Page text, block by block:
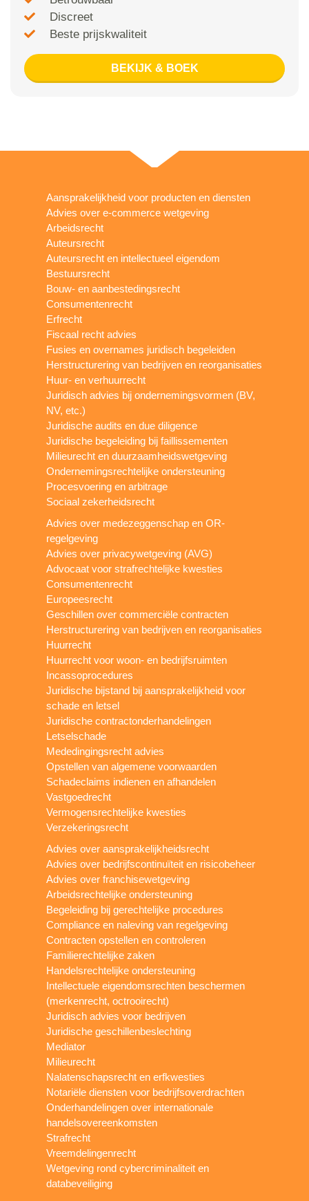
Discreet
Beste prijskwaliteit
BEKIJK & BOEK
Aansprakelijkheid voor producten en diensten
Advies over e-commerce wetgeving
Arbeidsrecht
Auteursrecht
Auteursrecht en intellectueel eigendom
Bestuursrecht
Bouw- en aanbestedingsrecht
Consumentenrecht
Erfrecht
Fiscaal recht advies
Fusies en overnames juridisch begeleiden
Herstructurering van bedrijven en reorganisaties
Huur- en verhuurrecht
Juridisch advies bij ondernemingsvormen (BV,
NV, etc.)
Juridische audits en due diligence
Juridische begeleiding bij faillissementen
Milieurecht en duurzaamheidswetgeving
Ondernemingsrechtelijke ondersteuning
Procesvoering en arbitrage
Sociaal zekerheidsrecht
Advies over medezeggenschap en OR-
regelgeving
Advies over privacywetgeving (AVG)
Advocaat voor strafrechtelijke kwesties
Consumentenrecht
Europeesrecht
Geschillen over commerciële contracten
Herstructurering van bedrijven en reorganisaties
Huurrecht
Huurrecht voor woon- en bedrijfsruimten
Incassoprocedures
Juridische bijstand bij aansprakelijkheid voor
schade en letsel
Juridische contractonderhandelingen
Letselschade
Mededingingsrecht advies
Opstellen van algemene voorwaarden
Schadeclaims indienen en afhandelen
Vastgoedrecht
Vermogensrechtelijke kwesties
Verzekeringsrecht
Advies over aansprakelijkheidsrecht
Advies over bedrijfscontinuïteit en risicobeheer
Advies over franchisewetgeving
Arbeidsrechtelijke ondersteuning
Begeleiding bij gerechtelijke procedures
Compliance en naleving van regelgeving
Contracten opstellen en controleren
Familierechtelijke zaken
Handelsrechtelijke ondersteuning
Intellectuele eigendomsrechten beschermen
(merkenrecht, octrooirecht)
Juridisch advies voor bedrijven
Juridische geschillenbeslechting
Mediator
Milieurecht
Nalatenschapsrecht en erfkwesties
Notariële diensten voor bedrijfsoverdrachten
Onderhandelingen over internationale
handelsovereenkomsten
Strafrecht
Vreemdelingenrecht
Wetgeving rond cybercriminaliteit en
databeveiliging